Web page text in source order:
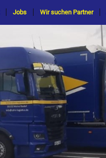
Jobs Wir suchen Partner